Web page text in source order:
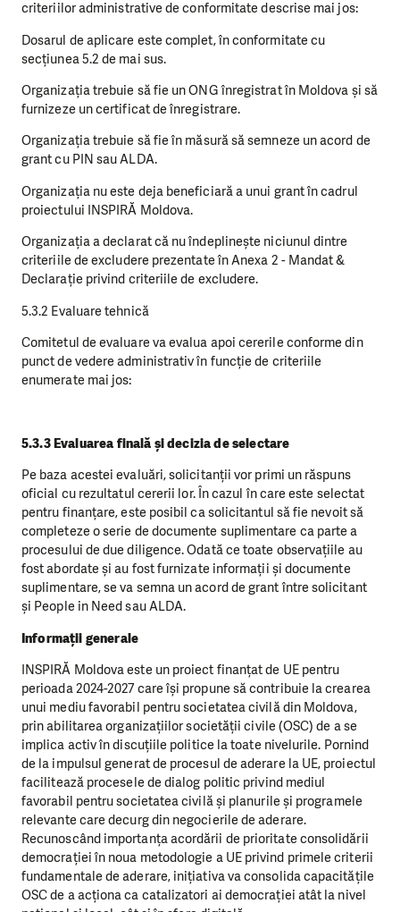
criteriilor administrative de conformitate descrise mai jos:
Dosarul de aplicare este complet, în conformitate cu
secțiunea 5.2 de mai sus.
Organizația trebuie să fie un ONG înregistrat în Moldova și să
furnizeze un certificat de înregistrare.
Organizația trebuie să fie în măsură să semneze un acord de
grant cu PIN sau ALDA.
Organizația nu este deja beneficiară a unui grant în cadrul
proiectului INSPIRĂ Moldova.
Organizația a declarat că nu îndeplinește niciunul dintre
criteriile de excludere prezentate în Anexa 2 - Mandat &
Declarație privind criteriile de excludere.
5.3.2 Evaluare tehnică
Comitetul de evaluare va evalua apoi cererile conforme din
punct de vedere administrativ în funcție de criteriile
enumerate mai jos:
5.3.3 Evaluarea finală și decizia de selectare
Pe baza acestei evaluări, solicitanții vor primi un răspuns
oficial cu rezultatul cererii lor. În cazul în care este selectat
pentru finanțare, este posibil ca solicitantul să fie nevoit să
completeze o serie de documente suplimentare ca parte a
procesului de due diligence. Odată ce toate observațiile au
fost abordate și au fost furnizate informații și documente
suplimentare, se va semna un acord de grant între solicitant
și People in Need sau ALDA.
Informații generale
INSPIRĂ Moldova este un proiect finanțat de UE pentru
perioada 2024-2027 care își propune să contribuie la crearea
unui mediu favorabil pentru societatea civilă din Moldova,
prin abilitarea organizațiilor societății civile (OSC) de a se
implica activ în discuțiile politice la toate nivelurile. Pornind
de la impulsul generat de procesul de aderare la UE, proiectul
facilitează procesele de dialog politic privind mediul
favorabil pentru societatea civilă și planurile și programele
relevante care decurg din negocierile de aderare.
Recunoscând importanța acordării de prioritate consolidării
democrației în noua metodologie a UE privind primele criterii
fundamentale de aderare, inițiativa va consolida capacitățile
OSC de a acționa ca catalizatori ai democrației atât la nivel